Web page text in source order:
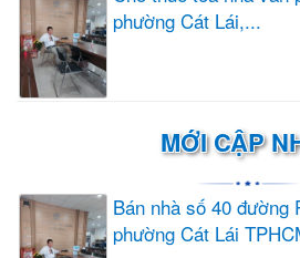
phường Cát Lái,...
MỚI CẬP
Bán nhà số 40 đường
phường Cát Lái